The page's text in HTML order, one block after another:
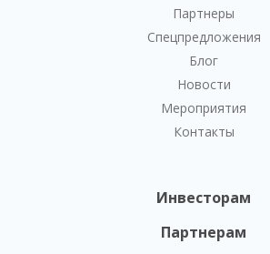
Партнеры
Спецпредложения
Блог
Новости
Мероприятия
Контакты
Инвесторам
Партнерам